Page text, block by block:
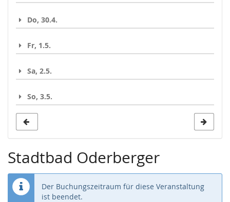
Do, 30.4.
Fr, 1.5.
Sa, 2.5.
So, 3.5.
Stadtbad Oderberger
Der Buchungszeitraum für diese Veranstaltung
ist beendet.